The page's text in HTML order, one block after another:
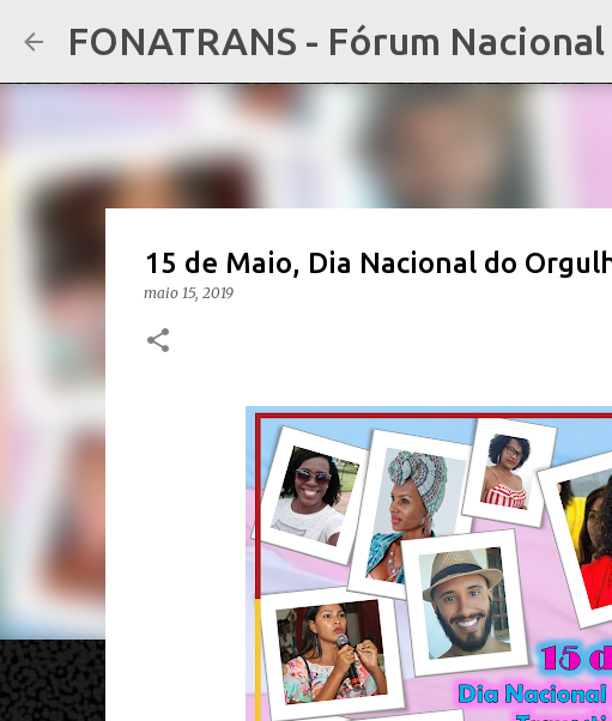
FONATRANS - Fórum
15 de Maio, Dia Nacional do
maio 15, 2019